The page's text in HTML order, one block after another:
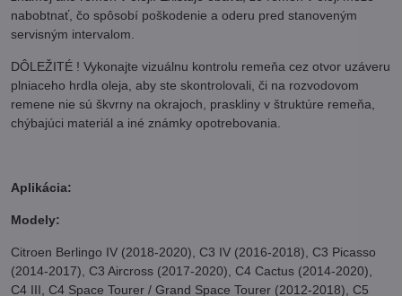
nabobtnať, čo spôsobí poškodenie a oderu pred stanoveným
servisným intervalom.
DÔLEŽITÉ ! Vykonajte vizuálnu kontrolu remeňa cez otvor uzáveru
plniaceho hrdla oleja, aby ste skontrolovali, či na rozvodovom
remene nie sú škvrny na okrajoch, praskliny v štruktúre remeňa,
chýbajúci materiál a iné známky opotrebovania.
Aplikácia:
Modely:
Citroen Berlingo IV (2018-2020), C3 IV (2016-2018), C3 Picasso
(2014-2017), C3 Aircross (2017-2020), C4 Cactus (2014-2020),
C4 III, C4 Space Tourer / Grand Space Tourer (2012-2018), C5